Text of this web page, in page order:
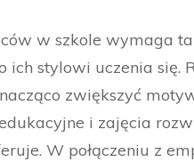
w szkole wymaga
ich stylowi uczenia się.
zwiększyć
i zajęcia
W połączeniu z